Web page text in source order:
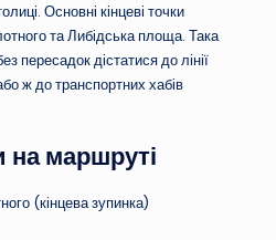
Основні кінцеві точки
та Либідська площа. Така
пересадок дістатися до лінії
ж до транспортних хабів
на маршруті
(кінцева зупинка)